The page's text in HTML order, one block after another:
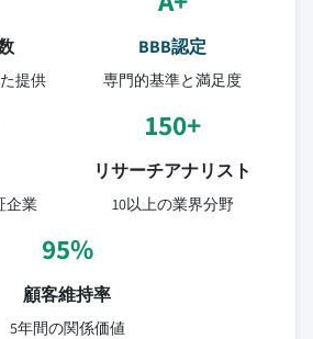
提供
BBB認定
専門的基準と満足度
企業
150+
リサーチアナリスト
10以上の業界分野
95%
顧客維持率
5年間の関係価値